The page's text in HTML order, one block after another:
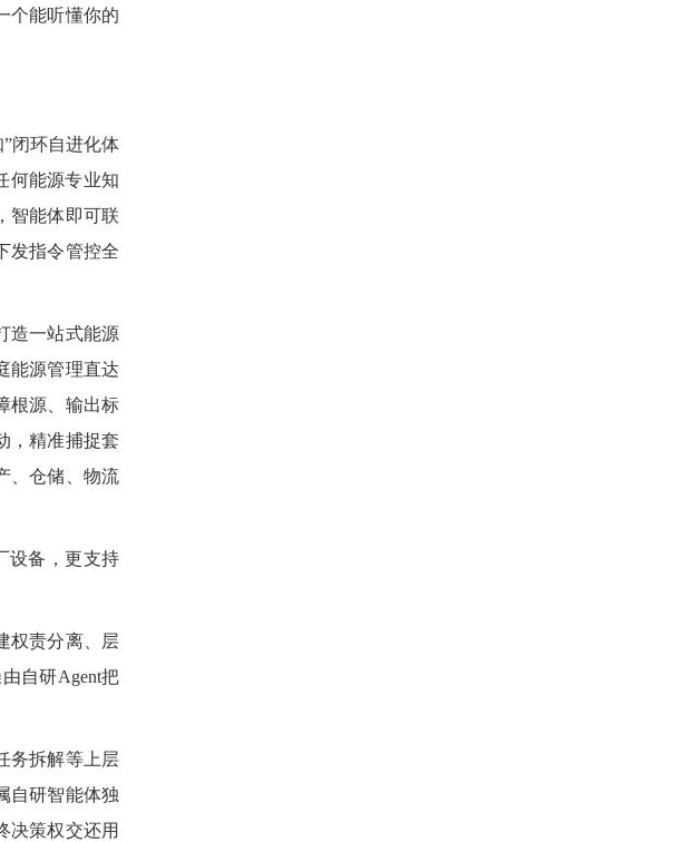
个能听懂你的
闭环自进化体
何能源专业知
智能体即可联
发指令管控全
造一站式能源
能源管理直达
根源、输出标
，精准捕捉套
、仓储、物流
设备，更支持
权责分离、层
自研Agent把
务拆解等上层
自研智能体独
决策权交还用